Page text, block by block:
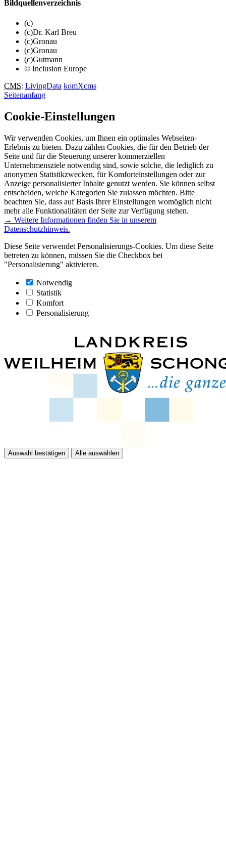
Bildquellenverzeichnis
(c)
(c)Dr. Karl Breu
(c)Gronau
(c)Gronau
(c)Gutmann
© Inclusion Europe
CMS: LivingData komXcms
Seitenanfang
Cookie-Einstellungen
Wir verwenden Cookies, um Ihnen ein optimales Webseiten-
Erlebnis zu bieten. Dazu zählen Cookies, die für den Betrieb der
Seite und für die Steuerung unserer kommerziellen
Unternehmensziele notwendig sind, sowie solche, die lediglich zu
anonymen Statistikzwecken, für Komforteinstellungen oder zur
Anzeige personalisierter Inhalte genutzt werden. Sie können selbst
entscheiden, welche Kategorien Sie zulassen möchten. Bitte
beachten Sie, dass auf Basis Ihrer Einstellungen womöglich nicht
mehr alle Funktionalitäten der Seite zur Verfügung stehen.
→ Weitere Informationen finden Sie in unserem
Datenschutzhinweis.
Diese Seite verwendet Personalisierungs-Cookies. Um diese Seite
betreten zu können, müssen Sie die Checkbox bei
"Personalisierung" aktivieren.
Notwendig
Statistik
Komfort
Personalisierung
Auswahl bestätigen Alle auswählen